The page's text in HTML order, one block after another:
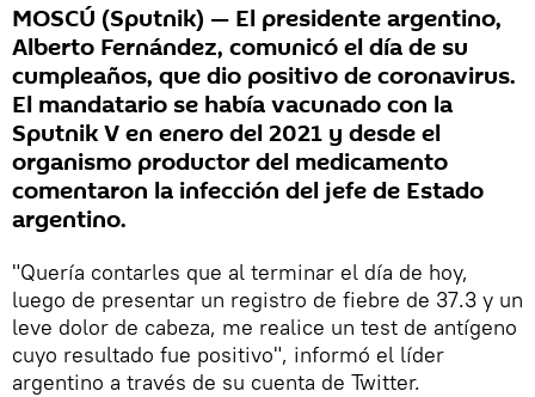
MOSCÚ (Sputnik) — El presidente argentino,
Alberto Fernández, comunicó el día de su
cumpleaños, que dio positivo de coronavirus.
El mandatario se había vacunado con la
Sputnik V en enero del 2021 y desde el
organismo productor del medicamento
comentaron la infección del jefe de Estado
argentino.
"Quería contarles que al terminar el día de hoy,
luego de presentar un registro de fiebre de 37.3 y un
leve dolor de cabeza, me realice un test de antígeno
cuyo resultado fue positivo", informó el líder
argentino a través de su cuenta de Twitter.